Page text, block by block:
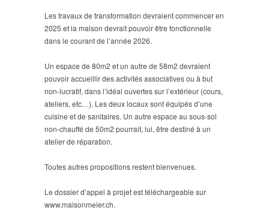
Les travaux de transformation devraient commencer en
2025 et la maison devrait pouvoir être fonctionnelle
dans le courant de l’année 2026.
Un espace de 80m2 et un autre de 58m2 devraient
pouvoir accueillir des activités associatives ou à but
non-lucratif, dans l’idéal ouvertes sur l’extérieur (cours,
ateliers, etc…). Les deux locaux sont équipés d’une
cuisine et de sanitaires. Un autre espace au sous-sol
non-chauffé de 50m2 pourrait, lui, être destiné à un
atelier de réparation.
Toutes autres propositions restent bienvenues.
Le dossier d’appel à projet est téléchargeable sur
www.maisonmeier.ch.